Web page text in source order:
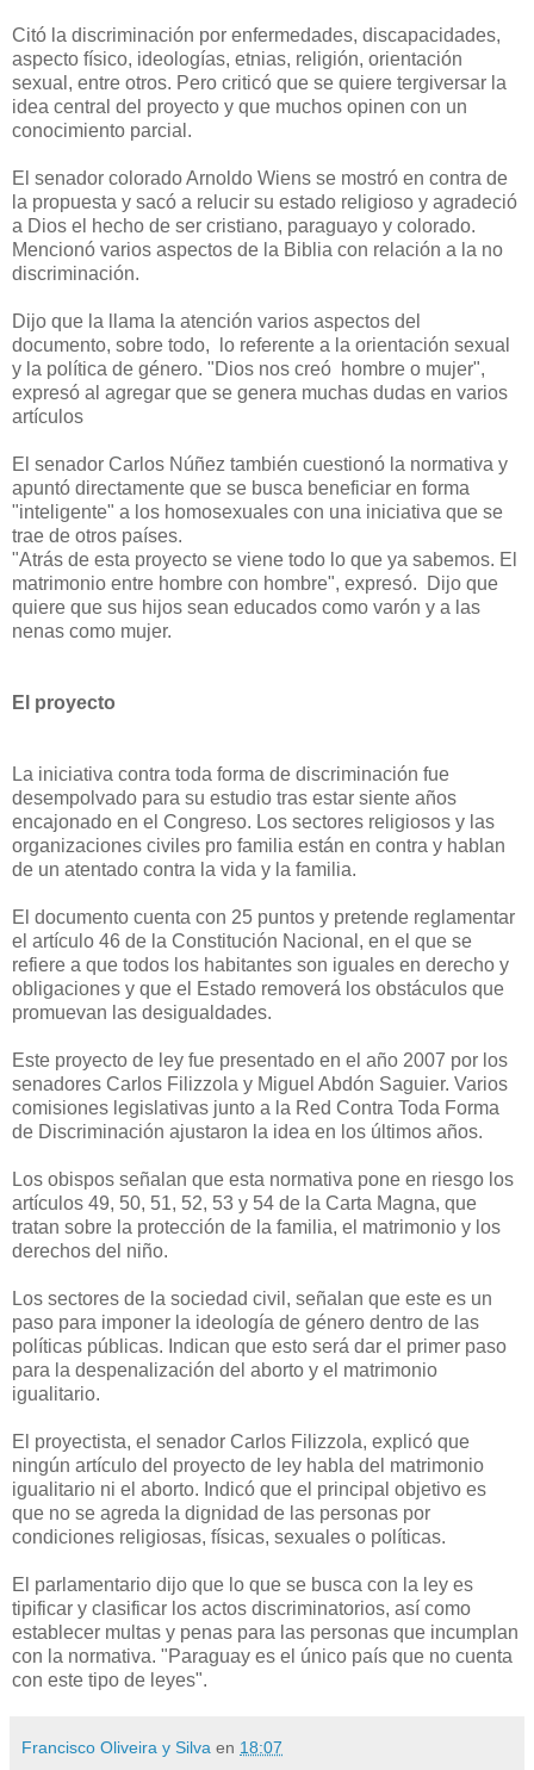
Citó la discriminación por enfermedades, discapacidades,
aspecto físico, ideologías, etnias, religión, orientación
sexual, entre otros. Pero criticó que se quiere tergiversar la
idea central del proyecto y que muchos opinen con un
conocimiento parcial.
El senador colorado Arnoldo Wiens se mostró en contra de
la propuesta y sacó a relucir su estado religioso y agradeció
a Dios el hecho de ser cristiano, paraguayo y colorado.
Mencionó varios aspectos de la Biblia con relación a la no
discriminación.
Dijo que la llama la atención varios aspectos del
documento, sobre todo, lo referente a la orientación sexual
y la política de género. "Dios nos creó hombre o mujer",
expresó al agregar que se genera muchas dudas en varios
artículos
El senador Carlos Núñez también cuestionó la normativa y
apuntó directamente que se busca beneficiar en forma
"inteligente" a los homosexuales con una iniciativa que se
trae de otros países.
"Atrás de esta proyecto se viene todo lo que ya sabemos. El
matrimonio entre hombre con hombre", expresó. Dijo que
quiere que sus hijos sean educados como varón y a las
nenas como mujer.
El proyecto
La iniciativa contra toda forma de discriminación fue
desempolvado para su estudio tras estar siente años
encajonado en el Congreso. Los sectores religiosos y las
organizaciones civiles pro familia están en contra y hablan
de un atentado contra la vida y la familia.
El documento cuenta con 25 puntos y pretende reglamentar
el artículo 46 de la Constitución Nacional, en el que se
refiere a que todos los habitantes son iguales en derecho y
obligaciones y que el Estado removerá los obstáculos que
promuevan las desigualdades.
Este proyecto de ley fue presentado en el año 2007 por los
senadores Carlos Filizzola y Miguel Abdón Saguier. Varios
comisiones legislativas junto a la Red Contra Toda Forma
de Discriminación ajustaron la idea en los últimos años.
Los obispos señalan que esta normativa pone en riesgo los
artículos 49, 50, 51, 52, 53 y 54 de la Carta Magna, que
tratan sobre la protección de la familia, el matrimonio y los
derechos del niño.
Los sectores de la sociedad civil, señalan que este es un
paso para imponer la ideología de género dentro de las
políticas públicas. Indican que esto será dar el primer paso
para la despenalización del aborto y el matrimonio
igualitario.
El proyectista, el senador Carlos Filizzola, explicó que
ningún artículo del proyecto de ley habla del matrimonio
igualitario ni el aborto. Indicó que el principal objetivo es
que no se agreda la dignidad de las personas por
condiciones religiosas, físicas, sexuales o políticas.
El parlamentario dijo que lo que se busca con la ley es
tipificar y clasificar los actos discriminatorios, así como
establecer multas y penas para las personas que incumplan
con la normativa. "Paraguay es el único país que no cuenta
con este tipo de leyes".
Francisco Oliveira y Silva en 18:07